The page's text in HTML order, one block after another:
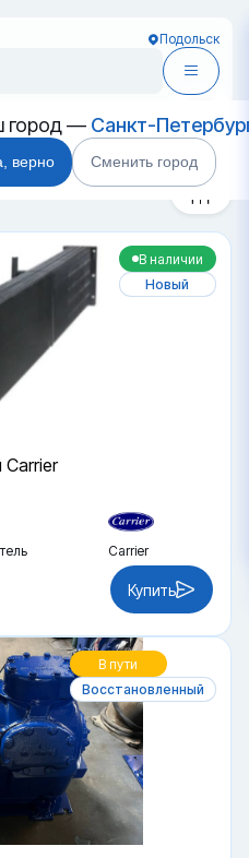
Подольск
город — Санкт-
верно Сменить город
В наличии
Новый
Carrier
Купить
В пути
Восстановленный